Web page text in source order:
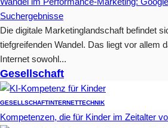
Suchergebnisse
Die digitale Marketinglandschaft befindet
tiefgreifenden Wandel. Das liegt vor allem
Internet sowohl...
Gesellschaft
GESELLSCHAFTINTERNETTECHNIK
Kompetenzen, die für Kinder im Zeitalter